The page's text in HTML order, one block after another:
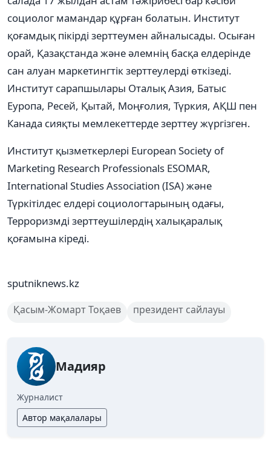
социолог мамандар құрған болатын. Институт
қоғамдық пікірді зерттеумен айналысады. Осыған
орай, Қазақстанда және әлемнің басқа елдерінде
сан алуан маркетингтік зерттеулерді өткізеді.
Институт сарапшылары Оталық Азия, Батыс
Еуропа, Ресей, Қытай, Моңғолия, Түркия, АҚШ пен
Канада сияқты мемлекеттерде зерттеу жүргізген.
Институт қызметкерлері European Society of
Marketing Research Professionals ESOMAR,
International Studies Association (ISA) және
Түркітілдес елдері социологтарының одағы,
Терроризмді зерттеушілердің халықаралық
қоғамына кіреді.
sputniknews.kz
Қасым-Жомарт Тоқаев президент сайлауы
Мадияр
Журналист
Автор мақалалары